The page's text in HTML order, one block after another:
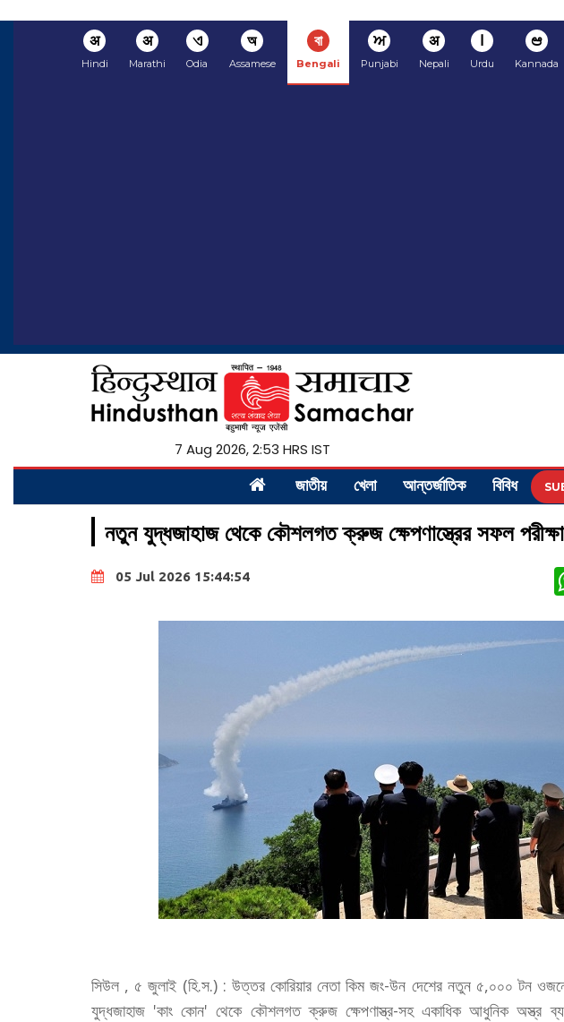
अ
Hindi
अ
Marathi
ଏ
Odia
অ
Assamese
বা
Bengali
ਅ
Punjabi
अ
Nepali
ا
Urdu
ಆ
Kannada
7 Aug 2026, 2:53 HRS IST
জাতীয় খেলা আন্তর্জাতিক বিবিধ
নতুন যুদ্ধজাহাজ থেকে কৌশলগত ক্রুজ ক্ষেপণাস্ত্রের সফল
05 Jul 2026 15:44:54
সিউল , ৫ জুলাই (হি.স.) : উত্তর কোরিয়ার নেতা কিম জং-উন দেশের নতুন ৫,০০০ টন
যুদ্ধজাহাজ 'কাং কোন' থেকে কৌশলগত ক্রুজ ক্ষেপণাস্ত্র-সহ একাধিক আধুনিক অস্ত্র